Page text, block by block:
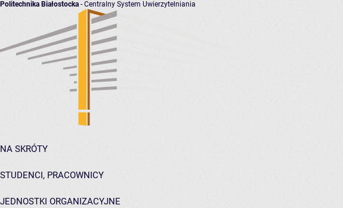
Politechnika Białostocka - Centralny System Uwierzytelniania
NA SKRÓTY
STUDENCI, PRACOWNICY
JEDNOSTKI ORGANIZACYJNE